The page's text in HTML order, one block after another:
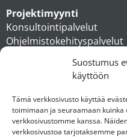
Suostumus
käyttöön
Tämä verkkosivusto käyttää
toimimaan ja seuraamaan kuinka
verkkosivustomme kanssa.
verkkosivustoa tarjotaksemme
Projektimyynti
Konsultointipalvelut
Ohjelmistokehityspalvelut
Ihmiset
Konserni